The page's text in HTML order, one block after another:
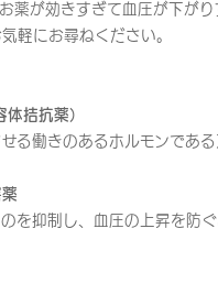
薬が効きすぎて血圧が下が
軽にお尋ねください。
拮抗薬）
る働きのあるホルモンであ
を抑制し、血圧の上昇を防ぐ